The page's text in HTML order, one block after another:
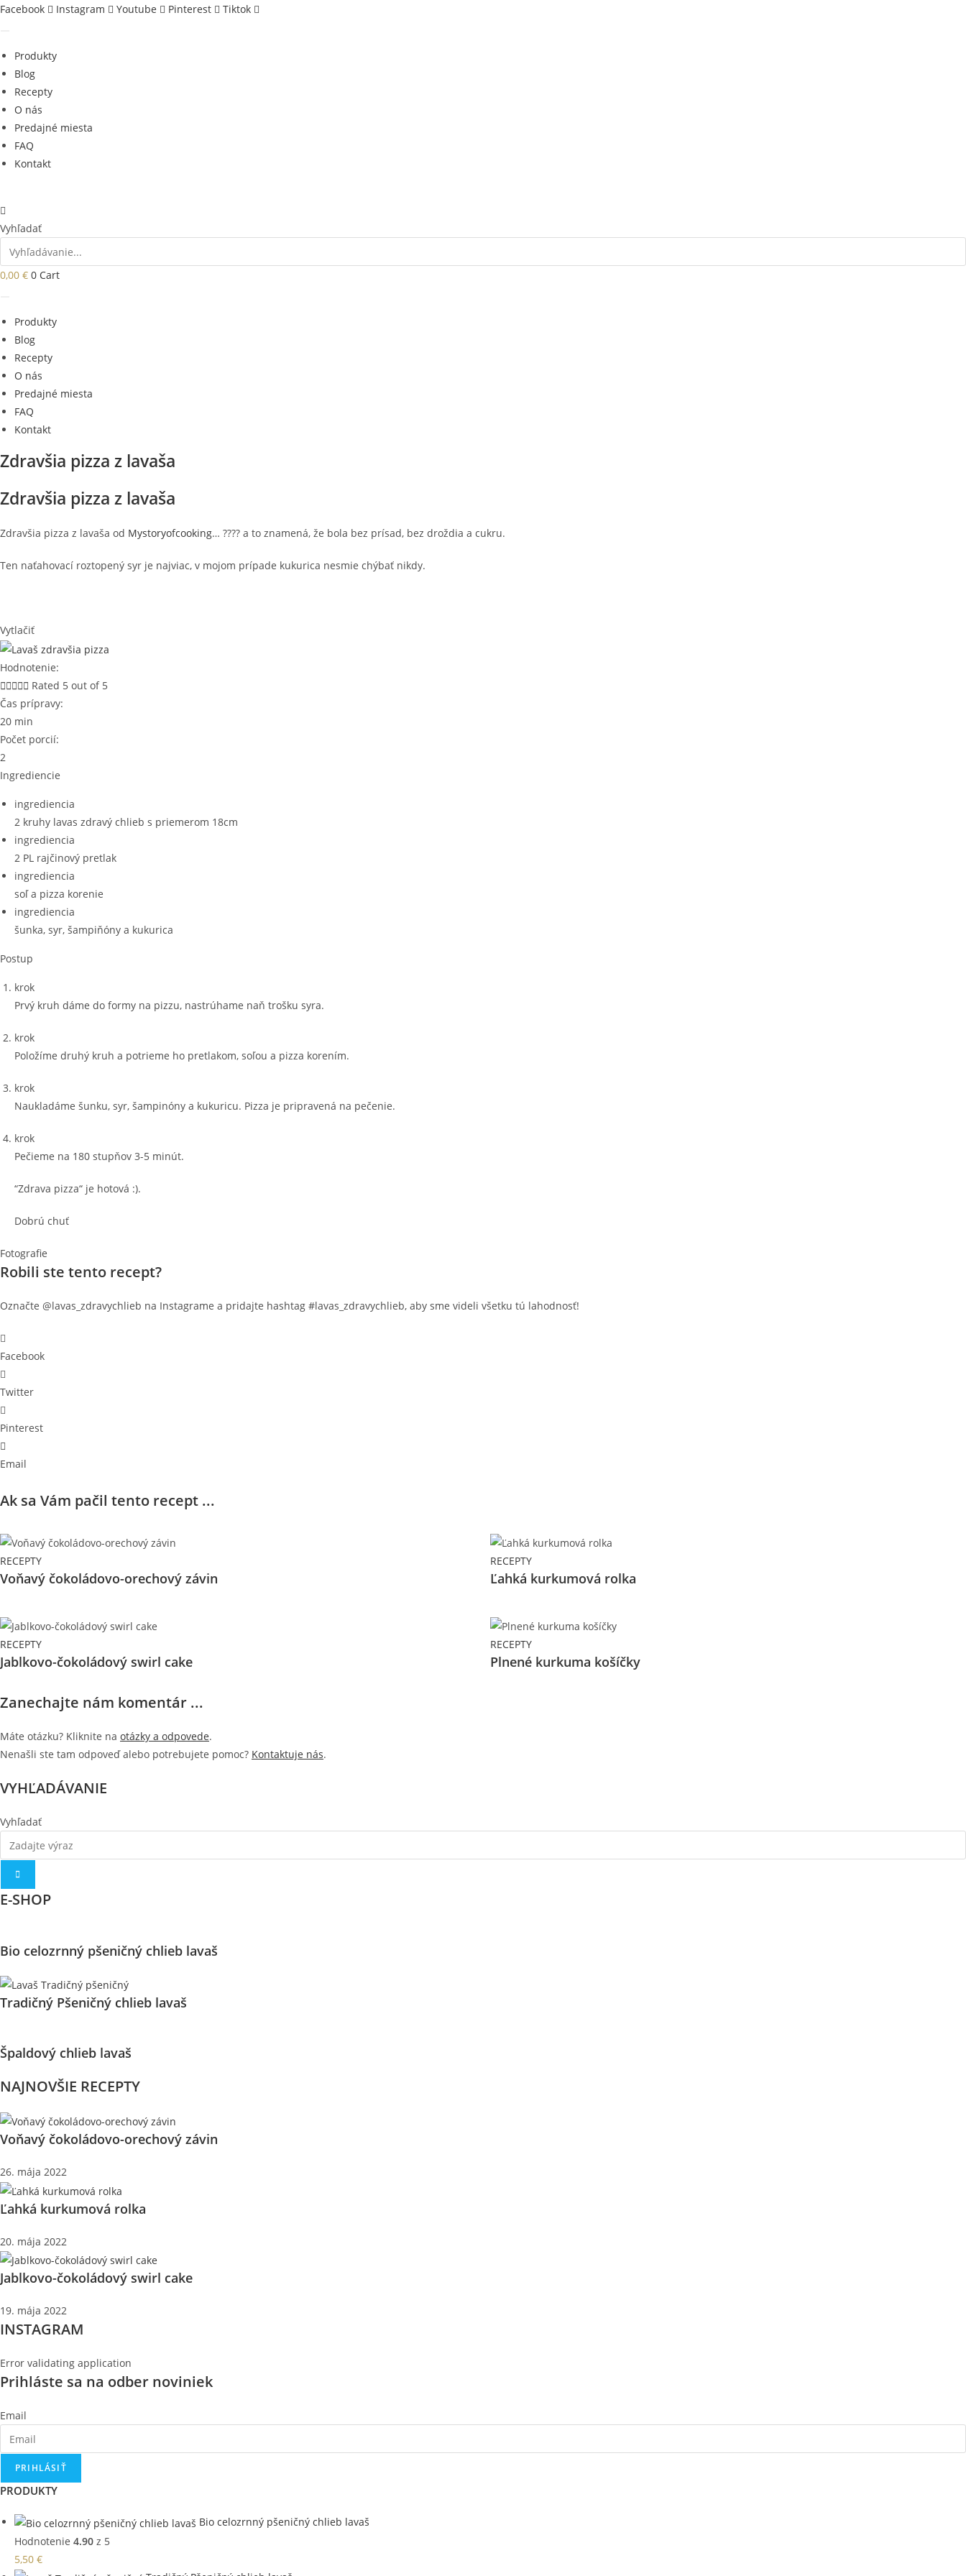
Skip
Facebook Instagram Youtube Pinterest Tiktok
Produkty
Blog
Recepty
O nás
Predajné miesta
FAQ
Kontakt
Vyhľadať
0,00 € 0 Cart
Produkty
Blog
Recepty
O nás
Predajné miesta
FAQ
Kontakt
Zdravšia pizza z lavaša
Zdravšia pizza z lavaša
Zdravšia pizza ​ z lavaša od Mystoryofcooking… ???? a to znamená, že bola bez prísad, bez droždia a cukru.​
Ten naťahovací roztopený syr je najviac, v mojom prípade kukurica nesmie chýbať nikdy.
Vytlačiť
Hodnotenie:
 Rated 5 out of 5
Čas prípravy:
20 min
Počet porcií:
2
Ingrediencie
ingrediencia
2 kruhy lavas zdravý chlieb s priemerom 18cm⁠
ingrediencia
2 PL rajčinový pretlak⁠
ingrediencia
soľ a pizza korenie⁠
ingrediencia
šunka, syr, šampiňóny a kukurica
Postup
krok
Prvý kruh dáme do formy na pizzu, nastrúhame naň trošku syra.
krok
Položíme druhý kruh a potrieme ho pretlakom, soľou a pizza korením.
krok
Naukladáme šunku, syr, šampinóny a kukuricu. Pizza je pripravená na pečenie.
krok
Pečieme na 180 stupňov 3-5 minút.
“Zdrava pizza“ je hotová :).
Dobrú chuť
Fotografie
Robili ste tento recept?
Označte @lavas_zdravychlieb na Instagrame a pridajte hashtag #lavas_zdravychlieb, aby sme videli všetku tú lahodnosť!
Facebook
Twitter
Pinterest
Email
Ak sa Vám pačil tento recept ...
RECEPTY
Voňavý čokoládovo-orechový závin
RECEPTY
Ľahká kurkumová rolka
RECEPTY
Jablkovo-čokoládový swirl cake
RECEPTY
Plnené kurkuma košíčky
Zanechajte nám komentár ...
Máte otázku? Kliknite na otázky a odpovede.
Nenašli ste tam odpoveď alebo potrebujete pomoc? Kontaktuje nás.
VYHĽADÁVANIE
Vyhľadať
E-SHOP
Bio celozrnný pšeničný chlieb lavaš
Tradičný Pšeničný chlieb lavaš
Špaldový chlieb lavaš
NAJNOVŠIE RECEPTY
Voňavý čokoládovo-orechový závin
26. mája 2022
Ľahká kurkumová rolka
20. mája 2022
Jablkovo-čokoládový swirl cake
19. mája 2022
INSTAGRAM
Error validating application
Prihláste sa na odber noviniek
Email
PRIHLÁSIŤ
PRODUKTY
Bio celozrnný pšeničný chlieb lavaš
Hodnotenie 4.90 z 5
5,50 €